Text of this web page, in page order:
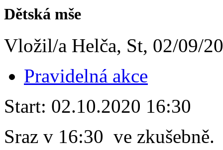
Dětská mše
Vložil/a Helča, St, 02/09/
Pravidelná akce
Start: 02.10.2020 16:30
Sraz v 16:30 ve zkušebně.